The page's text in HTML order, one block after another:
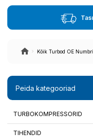
Kõik Turbod OE
Peida kategooriad
TURBOKOMPRESSORID
TIHENDID